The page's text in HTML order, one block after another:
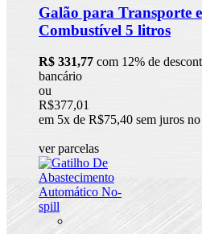
Galão para Transporte
Combustível 5 litros
R$ 331,77 com 12% de
bancário
ou
R$377,01
em 5x de R$75,40 sem juros
ver parcelas